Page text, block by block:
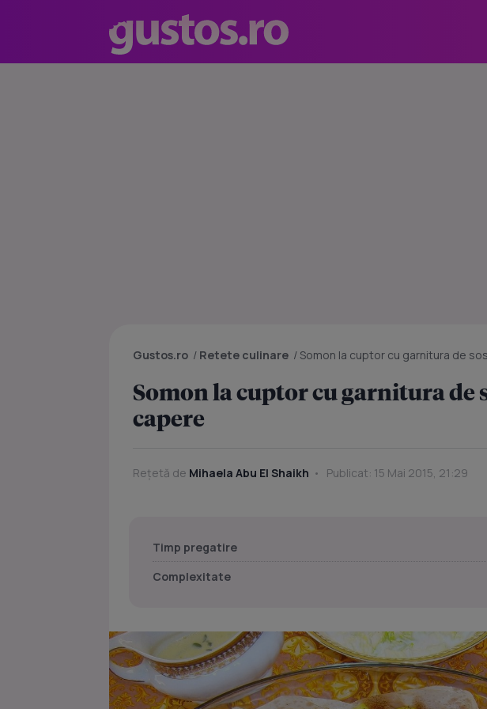
Gustos.ro / Retete culinare /Somon la cuptor cu garnitura de
Somon la cuptor cu garnitura de
capere
Rețetă de Mihaela Abu El Shaikh Publicat: 15 Mai 2015, 21:29
Timp pregatire
Complexitate